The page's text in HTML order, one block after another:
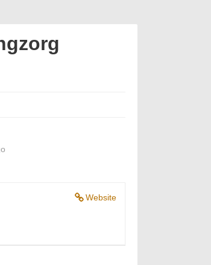
Website